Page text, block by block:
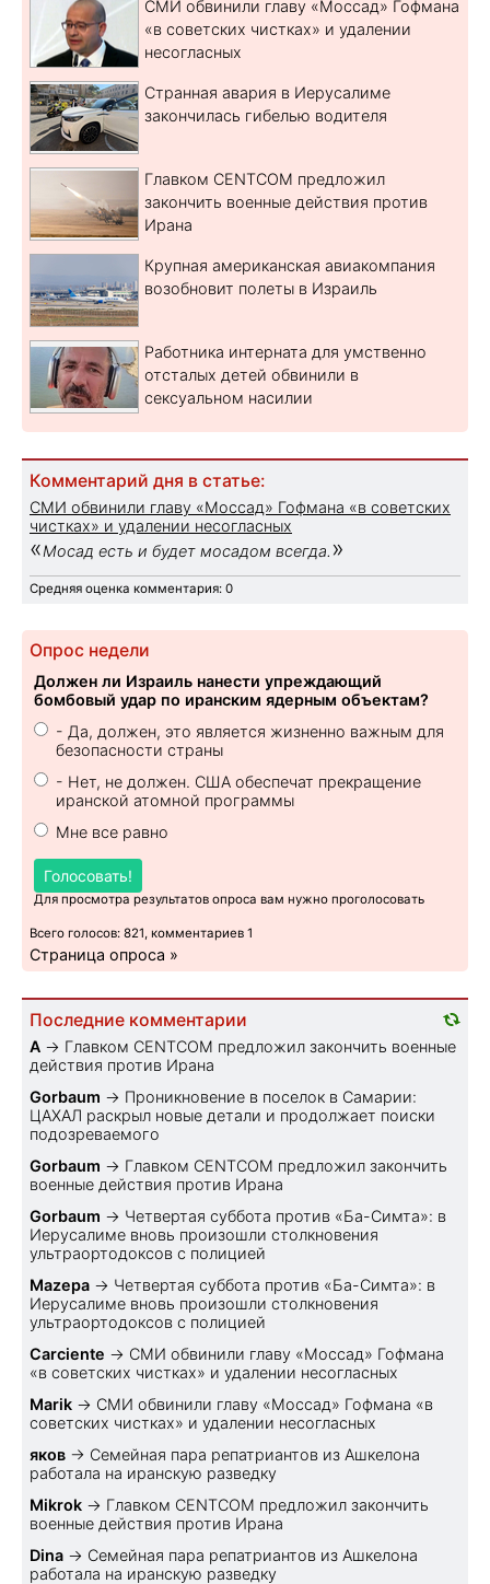
СМИ обвинили главу «Моссад» Гофмана
«в советских чистках» и удалении
несогласных
Странная авария в Иерусалиме
закончилась гибелью водителя
Главком CENTCOM предложил
закончить военные действия против
Ирана
Крупная американская авиакомпания
возобновит полеты в Израиль
Работника интерната для умственно
отсталых детей обвинили в
сексуальном насилии
Комментарий дня в статье:
СМИ обвинили главу «Моссад» Гофмана «в советских
чистках» и удалении несогласных
«Мосад есть и будет мосадом всегда. »
Средняя оценка комментария: 0
Опрос недели
Должен ли Израиль нанести упреждающий
бомбовый удар по иранским ядерным объектам?
- Да, должен, это является жизненно важным для
безопасности страны
- Нет, не должен. США обеспечат прекращение
иранской атомной программы
Мне все равно
Голосовать!
Для просмотра результатов опроса вам нужно проголосовать
Всего голосов: 821, комментариев 1
Страница опроса »
Последние комментарии
A → Главком CENTCOM предложил закончить военные
действия против Ирана
Gorbaum → Проникновение в поселок в Самарии:
ЦАХАЛ раскрыл новые детали и продолжает поиски
подозреваемого
Gorbaum → Главком CENTCOM предложил закончить
военные действия против Ирана
Gorbaum → Четвертая суббота против «Ба-Симта»: в
Иерусалиме вновь произошли столкновения
ультраортодоксов с полицией
Mazepa → Четвертая суббота против «Ба-Симта»: в
Иерусалиме вновь произошли столкновения
ультраортодоксов с полицией
Carciente → СМИ обвинили главу «Моссад» Гофмана
«в советских чистках» и удалении несогласных
Marik → СМИ обвинили главу «Моссад» Гофмана «в
советских чистках» и удалении несогласных
яков → Семейная пара репатриантов из Ашкелона
работала на иранскую разведку
Mikrok → Главком CENTCOM предложил закончить
военные действия против Ирана
Dina → Семейная пара репатриантов из Ашкелона
работала на иранскую разведку